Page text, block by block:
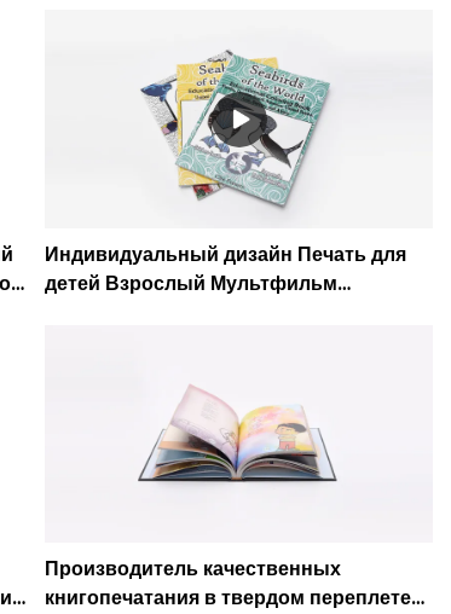
Индивидуальный дизайн Печать для
детей Взрослый Мультфильм
Производитель качественных
книгопечатания в твердом переплете